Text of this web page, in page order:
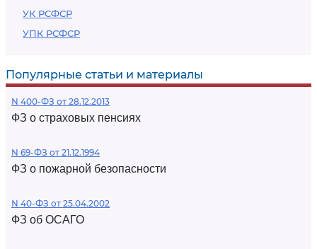
УК РСФСР
УПК РСФСР
Популярные статьи и материалы
N 400-ФЗ от 28.12.2013
ФЗ о страховых пенсиях
N 69-ФЗ от 21.12.1994
ФЗ о пожарной безопасности
N 40-ФЗ от 25.04.2002
ФЗ об ОСАГО